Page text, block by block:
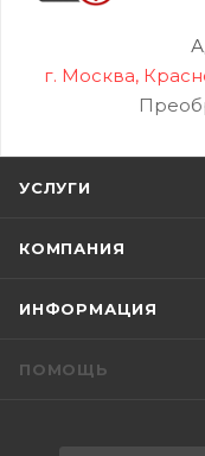
г. Москва,
УСЛУГИ
КОМПАНИЯ
ИНФОРМАЦИЯ
ПОМОЩЬ